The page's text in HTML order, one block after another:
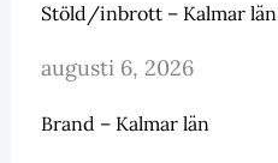
Stöld/inbrott – Kalmar län
augusti 6, 2026
Brand – Kalmar län